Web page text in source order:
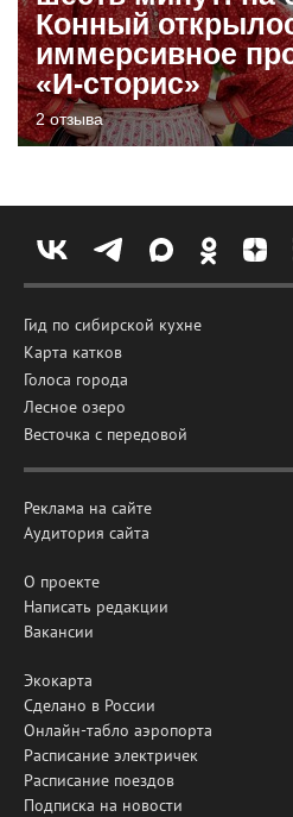
Конный
иммерсивное
«И-сторис»
2 отзыва
Гид по сибирской кухне
Карта катков
Голоса города
Лесное озеро
Весточка с передовой
Реклама на сайте
Аудитория сайта
О проекте
Написать редакции
Вакансии
Экокарта
Сделано в России
Онлайн-табло аэропорта
Расписание электричек
Расписание поездов
Подписка на новости